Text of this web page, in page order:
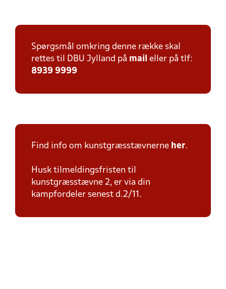
Spørgsmål omkring denne række skal
rettes til DBU Jylland på mail eller på tlf:
8939 9999
Find info om kunstgræsstævnerne her.
Husk tilmeldingsfristen til
kunstgræsstævne 2, er via din
kampfordeler senest d.2/11.